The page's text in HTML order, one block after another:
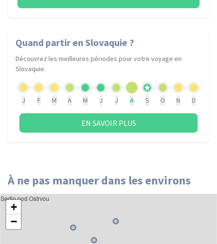
Quand partiren Slovaquie ?
Découvrez les meilleures périodes pour votre voyage en
Slovaquie.
J F M A M J J A S O N D
EN SAVOIR PLUS
À ne pas manquer dans les environs
+
−
Sedlo pod Ostrvou